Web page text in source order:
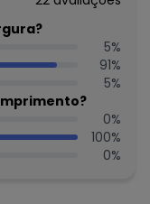
/ CNPJ
Lavagem a mão
em varal
110° C sem vapor
5%
91%
5%
0%
100%
0%